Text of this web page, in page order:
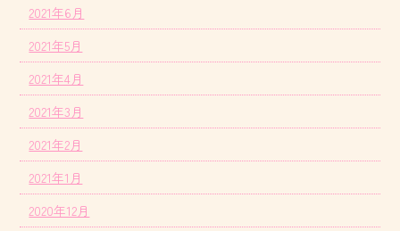
2021年6月
2021年5月
2021年4月
2021年3月
2021年2月
2021年1月
2020年12月